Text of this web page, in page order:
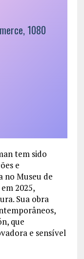
1080
tem sido
e
no Museu de
2025,
Sua obra
que
e sensível